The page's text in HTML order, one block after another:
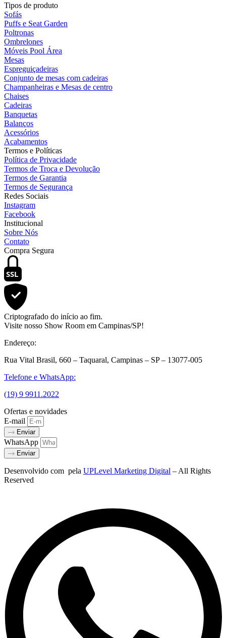
Tipos de produto
Sofás
Puffs e Seat Garden
Poltronas
Ombrelones
Móveis Pool Área
Mesas
Espreguiçadeiras
Conjunto de mesas com cadeiras
Champanheiras e Mesas de centro
Chaises
Cadeiras
Banquetas
Balanços
Acessórios
Acabamentos
Termos e Políticas
Política de Privacidade
Termos de Troca e Devolução
Termos de Garantia
Termos de Segurança
Redes Sociais
Instagram
Facebook
Institucional
Sobre Nós
Contato
Compra Segura
SSL
Criptografado do início ao fim.
Visite nosso Show Room em Campinas/SP!
Endereço:
Rua Vital Brasil, 660 – Taquaral, Campinas – SP – 13077-005
Telefone e WhatsApp:
(19) 9 9911.2022
Ofertas e novidades
E-mail
Enviar
WhatsApp
Enviar
Desenvolvido com pela UPLevel Marketing Digital – All Rights
Reserved